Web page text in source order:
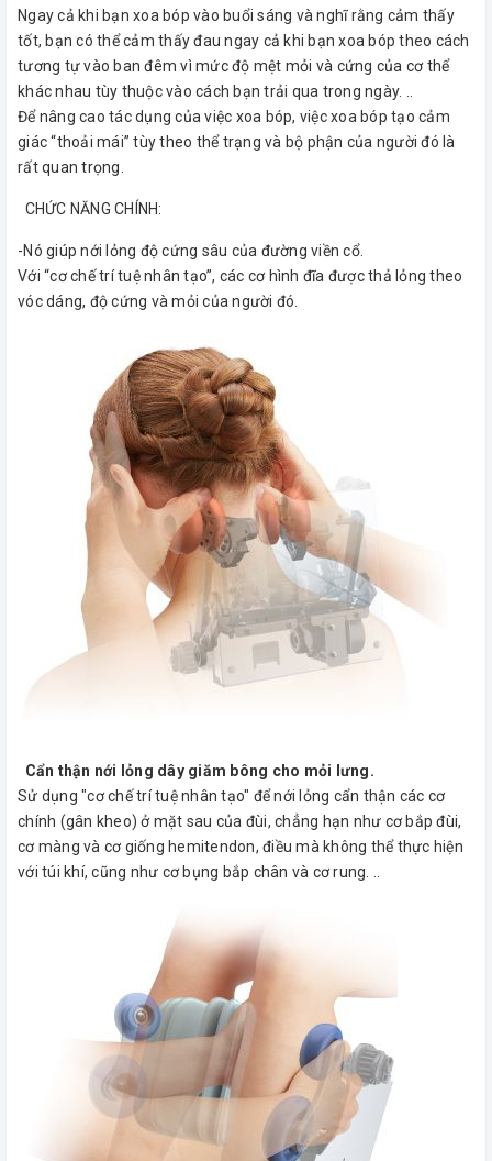
Ngay cả khi bạn xoa bóp vào buổi sáng và nghĩ rằng cảm thấy
tốt, bạn có thể cảm thấy đau ngay cả khi bạn xoa bóp theo cách
tương tự vào ban đêm vì mức độ mệt mỏi và cứng của cơ thể
khác nhau tùy thuộc vào cách bạn trải qua trong ngày. ..
Để nâng cao tác dụng của việc xoa bóp, việc xoa bóp tạo cảm
giác “thoải mái” tùy theo thể trạng và bộ phận của người đó là
rất quan trọng.
CHỨC NĂNG CHÍNH:
-Nó giúp nới lỏng độ cứng sâu của đường viền cổ.
Với “cơ chế trí tuệ nhân tạo”, các cơ hình đĩa được thả lỏng theo
vóc dáng, độ cứng và mỏi của người đó.
Cẩn thận nới lỏng dây giăm bông cho mỏi lưng.
Sử dụng "cơ chế trí tuệ nhân tạo" để nới lỏng cẩn thận các cơ
chính (gân kheo) ở mặt sau của đùi, chẳng hạn như cơ bắp đùi,
cơ màng và cơ giống hemitendon, điều mà không thể thực hiện
với túi khí, cũng như cơ bụng bắp chân và cơ rung. ..